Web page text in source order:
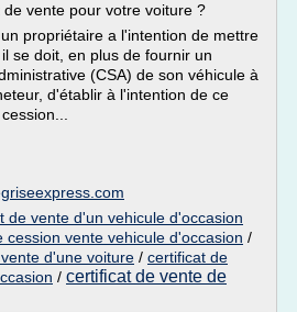
vente pour votre voiture ?
propriétaire a l'intention de mettre
se doit, en plus de fournir un
(CSA) de son véhicule à
d'établir à l'intention de ce
de vente d'un vehicule d'occasion
cession vente vehicule d'occasion /
d'une voiture / certificat de
/ certificat de vente de